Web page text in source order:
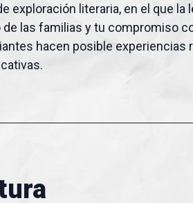
exploración literaria, en el que la
de las familias y tu compromiso
hacen posible experiencias